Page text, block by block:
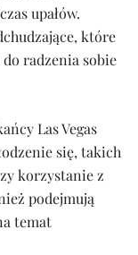
upałów.
które
radzenia sobie
Las Vegas
się, takich
korzystanie z
podejmują
temat